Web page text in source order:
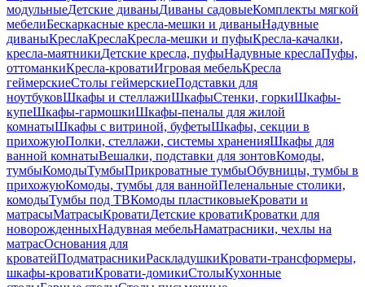
модульныеДетские диваныДиваны садовыеКомплекты мягкой
мебелиБескаркасные кресла-мешки и диваныНадувные
диваныКреслаКреслаКресла-мешки и пуфыКресла-качалки,
кресла-маятникиДетские кресла, пуфыНадувные креслаПуфы,
оттоманкиКресла-кроватиИгровая мебельКресла
геймерскиеСтолы геймерскиеПодставки для
ноутбуковШкафы и стеллажиШкафыСтенки, горкиШкафы-
купеШкафы-гармошкиШкафы-пеналы для жилой
комнатыШкафы с витриной, буфетыШкафы, секции в
прихожуюПолки, стеллажи, системы храненияШкафы для
ванной комнатыВешалки, подставки для зонтовКомоды,
тумбыКомодыТумбыПрикроватные тумбыОбувницы, тумбы в
прихожуюКомоды, тумбы для ваннойПеленальные столики,
комодыТумбы под ТВКомоды пластиковыеКровати и
матрасыМатрасыКроватиДетские кроватиКроватки для
новорожденныхНадувная мебельНаматрасники, чехлы на
матрасОснования для
кроватейПодматрасникиРаскладушкиКровати-трансформеры,
шкафы-кроватиКровати-домикиСтолыКухонные